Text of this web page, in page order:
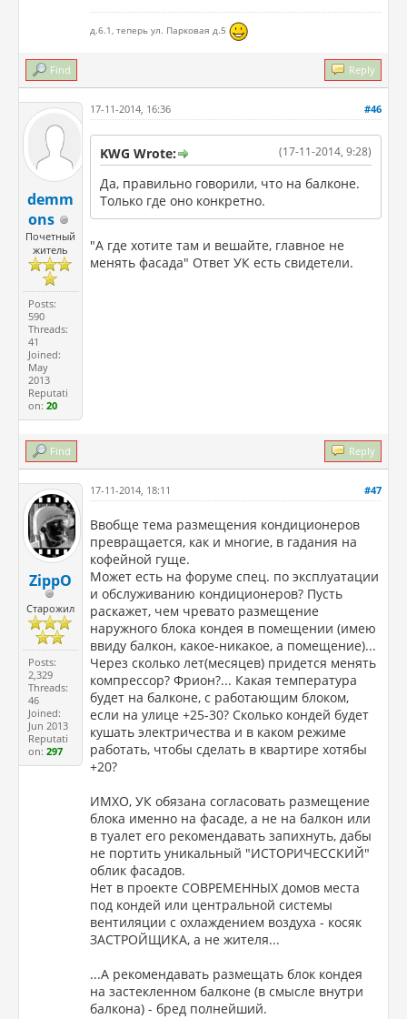
д.6.1, теперь ул. Парковая д.5
Find Reply
demm
ons
Почетный
житель
Posts:
590
Threads:
41
Joined:
May
2013
Reputati
on:20
#46
17-11-2014, 16:36
(17-11-2014, 9:28)
KWG Wrote:
Да, правильно говорили, что на балконе.
Только где оно конкретно.
"А где хотите там и вешайте, главное не
менять фасада" Ответ УК есть свидетели.
Find Reply
ZippO
Старожил
Posts:
2,329
Threads:
46
Joined:
Jun 2013
Reputati
on:297
#47
17-11-2014, 18:11
Ввобще тема размещения кондиционеров
превращается, как и многие, в гадания на
кофейной гуще.
Может есть на форуме спец. по эксплуатации
и обслуживанию кондиционеров? Пусть
раскажет, чем чревато размещение
наружного блока кондея в помещении (имею
ввиду балкон, какое-никакое, а помещение)...
Через сколько лет(месяцев) придется менять
компрессор? Фрион?... Какая температура
будет на балконе, с работающим блоком,
если на улице +25-30? Сколько кондей будет
кушать электричества и в каком режиме
работать, чтобы сделать в квартире хотябы
+20?
ИМХО, УК обязана согласовать размещение
блока именно на фасаде, а не на балкон или
в туалет его рекомендавать запихнуть, дабы
не портить уникальный "ИСТОРИЧЕССКИЙ"
облик фасадов.
Нет в проекте СОВРЕМЕННЫХ домов места
под кондей или центральной системы
вентиляции с охлаждением воздуха - косяк
ЗАСТРОЙЩИКА, а не жителя...
...А рекомендавать размещать блок кондея
на застекленном балконе (в смысле внутри
балкона) - бред полнейший.